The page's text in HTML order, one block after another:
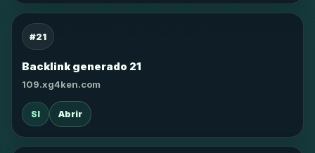
#21
Backlink generado 21
109.xg4ken.com
SI Abrir